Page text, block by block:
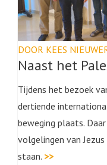
DOOR KEES
Naast het
Tijdens het bezoek
dertiende
beweging plaats.
volgelingen van
staan. >>